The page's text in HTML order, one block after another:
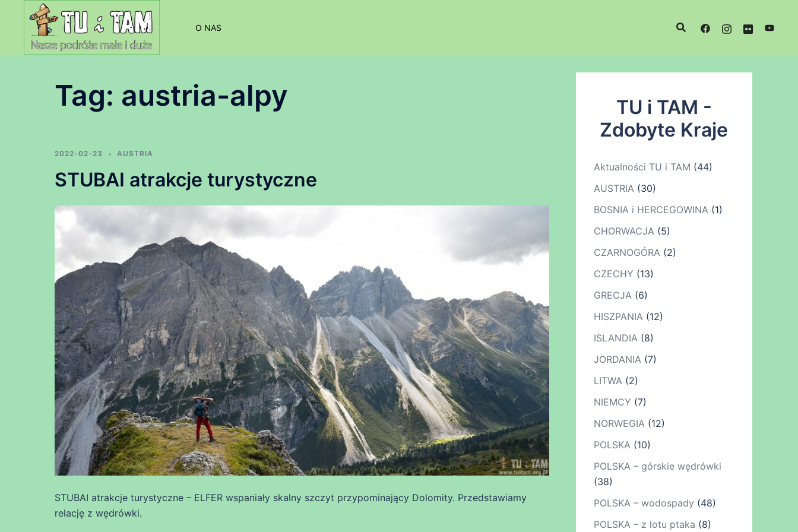
O NAS
Tag: austria-alpy
2022-02-23 AUSTRIA
STUBAI atrakcje turystyczne
STUBAI atrakcje turystyczne – ELFER wspaniały skalny szczyt przypominający Dolomity. Przedstawiamy
relację z wędrówki.
TU i TAM -
Zdobyte Kraje
Aktualności TU i TAM (44)
AUSTRIA(30)
BOSNIA i HERCEGOWINA(1)
CHORWACJA(5)
CZARNOGÓRA(2)
CZECHY (13)
GRECJA(6)
HISZPANIA(12)
ISLANDIA(8)
JORDANIA(7)
LITWA(2)
NIEMCY (7)
NORWEGIA(12)
POLSKA(10)
POLSKA – górskie wędrówki
(38)
POLSKA – wodospady (48)
POLSKA – z lotu ptaka (8)